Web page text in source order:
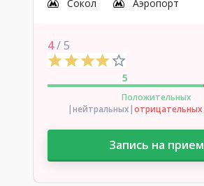
Сокол Аэропорт
4/ 5
5
Положительных
|нейтральных|отрицательных
Запись на прием